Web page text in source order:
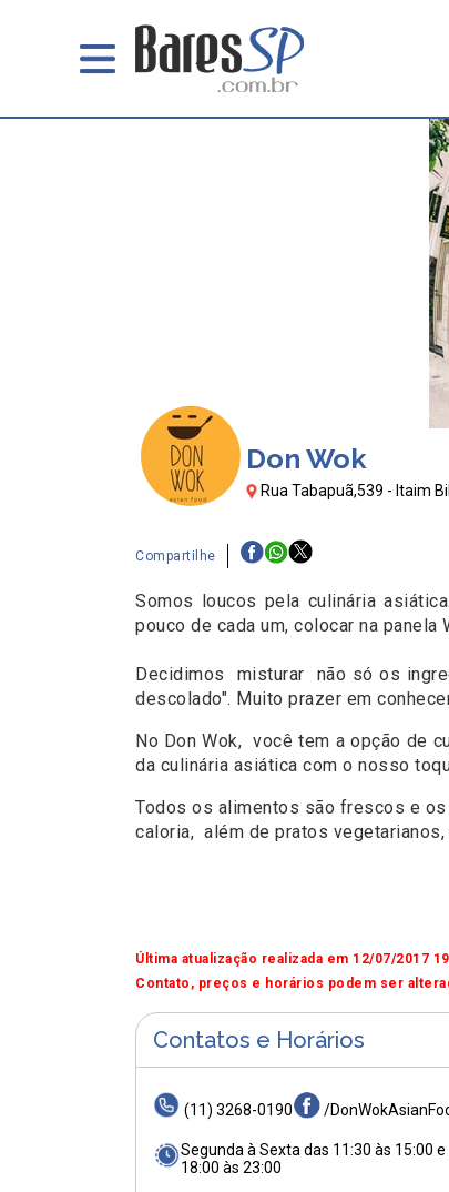
Don Wok
Rua Tabapuã,539 - Itaim
Compartilhe
Somos loucos pela culinária
pouco de cada um, colocar na panela
Decidimos misturar não só os
descolado". Muito prazer em
No Don Wok, você tem a opção de
da culinária asiática com o nosso
Todos os alimentos são frescos e
caloria, além de pratos
Última atualização realizada em 12/07/2017
Contato, preços e horários podem ser
Contatos e Horários
(11) 3268-0190 /
Segunda à Sexta das 11:30 às 15:00
18:00 às 23:00